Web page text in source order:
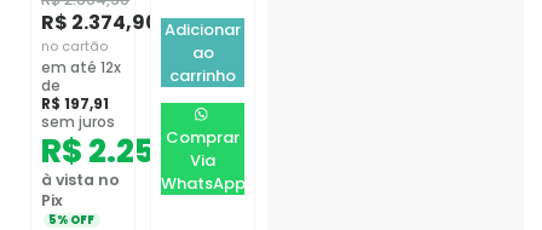
R$ 2.374,90
no cartão
em até 12x
de
R$ 197,91
sem juros
R$2.256,16
à vista no
Pix
5% OFF
Adicionar
ao
carrinho
Comprar
Via
WhatsApp